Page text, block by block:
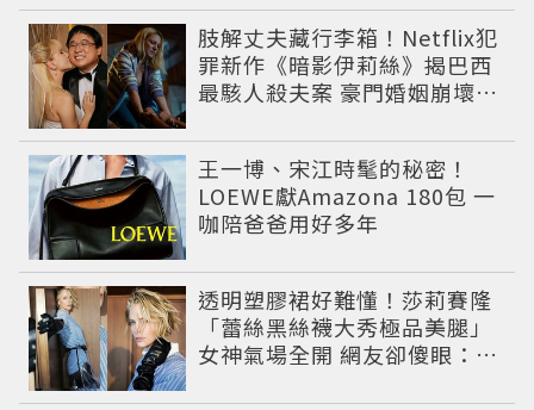
肢解丈夫藏行李箱！Netflix犯
罪新作《暗影伊莉絲》揭巴西
最駭人殺夫案 豪門婚姻崩壞釀
王一博、宋江時髦的秘密！
LOEWE獻Amazona 180包 一
咖陪爸爸用好多年
透明塑膠裙好難懂！莎莉賽隆
「蕾絲黑絲襪大秀極品美腿」
女神氣場全開 網友卻傻眼：造